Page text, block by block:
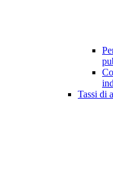
Tassi di